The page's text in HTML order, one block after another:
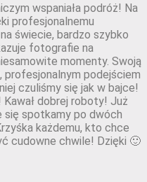
wspaniała podróż! Na
profesjonalnemu
świecie, bardzo szybko
fotografie na
momenty. Swoją
profesjonalnym podejściem
czuliśmy się jak w bajce!
Kawał dobrej roboty! Już
się spotkamy po dwóch
każdemu, kto chce
cudowne chwile! Dzięki 🙂